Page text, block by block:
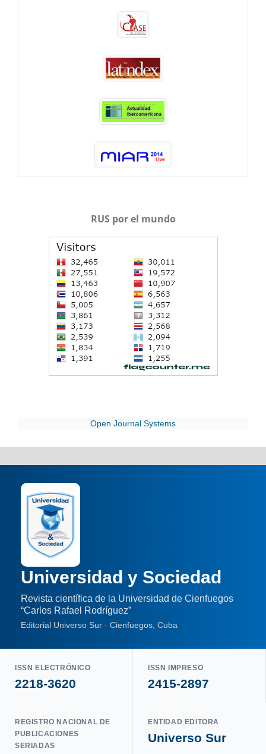
RUS por el mundo
Open Journal Systems
Universidad y Sociedad
Revista científica de la Universidad de Cienfuegos
“Carlos Rafael Rodríguez”
Editorial Universo Sur · Cienfuegos, Cuba
ISSN ELECTRÓNICO
2218-3620
ISSN IMPRESO
2415-2897
REGISTRO NACIONAL DE
PUBLICACIONES
SERIADAS
ENTIDAD EDITORA
Universo Sur